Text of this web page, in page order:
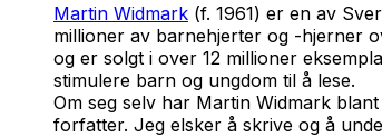
Martin Widmark (f. 1961) er en av
millioner av barnehjerter og -hjerner
og er solgt i over 12 millioner
stimulere barn og ungdom til å lese.
Om seg selv har Martin Widmark
forfatter. Jeg elsker å skrive og å